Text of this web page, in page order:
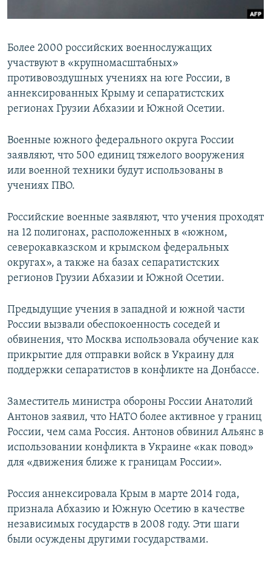
УКРАИНСКАЯ ПРОБЛЕМА КРЫМА
Все сайты RFE/RL
Более 2000 российских военнослужащих
участвуют в «крупномасштабных»
противовоздушных учениях на юге России, в
аннексированных Крыму и сепаратистских
регионах Грузии Абхазии и Южной Осетии.
Военные южного федерального округа России
заявляют, что 500 единиц тяжелого вооружения
или военной техники будут использованы в
учениях ПВО.
Российские военные заявляют, что учения проходят
на 12 полигонах, расположенных в «южном,
северокавказском и крымском федеральных
округах», а также на базах сепаратистских
регионов Грузии Абхазии и Южной Осетии.
Предыдущие учения в западной и южной части
России вызвали обеспокоенность соседей и
обвинения, что Москва использовала обучение как
прикрытие для отправки войск в Украину для
поддержки сепаратистов в конфликте на Донбассе.
Заместитель министра обороны России Анатолий
Антонов заявил, что НАТО более активное у границ
России, чем сама Россия. Антонов обвинил Альянс в
использовании конфликта в Украине «как повод»
для «движения ближе к границам России».
Россия аннексировала Крым в марте 2014 года,
признала Абхазию и Южную Осетию в качестве
независимых государств в 2008 году. Эти шаги
были осуждены другими государствами.